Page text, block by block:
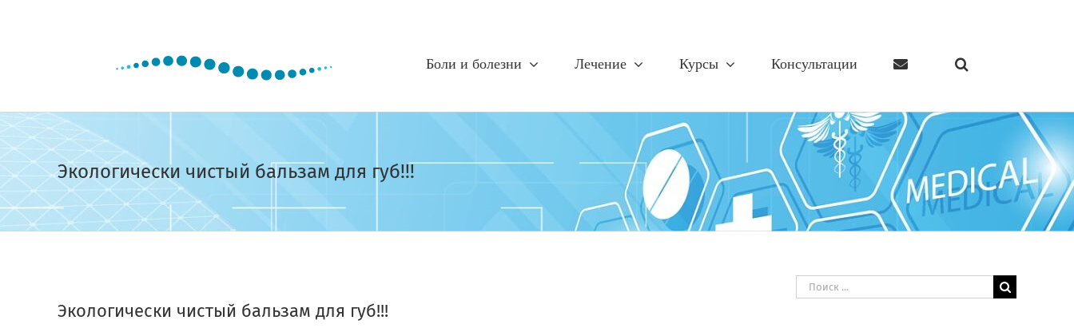
Боли и болезни Лечение Курсы Консультации
Экологически чистый бальзам для губ!!!
Image
Экологически чистый бальзам для губ!!!
Результат
поиска: